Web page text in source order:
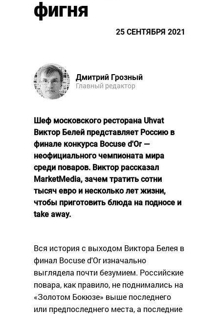
фигня
25 СЕНТЯБРЯ 2021
Дмитрий Грозный
Главный редактор
Шеф московского ресторана Uhvat
Виктор Белей представляет Россию в
финале конкурса Bocuse d'Or —
неофициального чемпионата мира
среди поваров. Виктор рассказал
MarketMedia, зачем тратить сотни
тысяч евро и несколько лет жизни,
чтобы приготовить блюда на подносе и
take away.
Вся история с выходом Виктора Белея в
финал Bocuse d'Or изначально
выглядела почти безумием. Российские
повара, как правило, не поднимались на
«Золотом Бокюзе» выше последнего
или предпоследнего места, а последние